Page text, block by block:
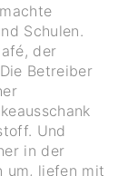
Schulen.
der
Betreiber
Und
in der
um, liefen mit